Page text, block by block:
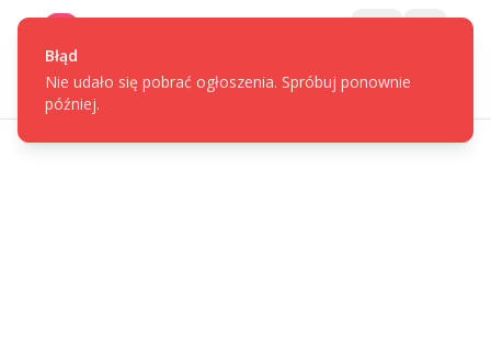
Błąd
Nie udało się pobrać ogłoszenia. Spróbuj ponownie
później.